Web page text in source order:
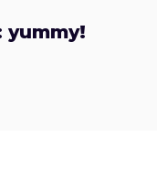
yummy!